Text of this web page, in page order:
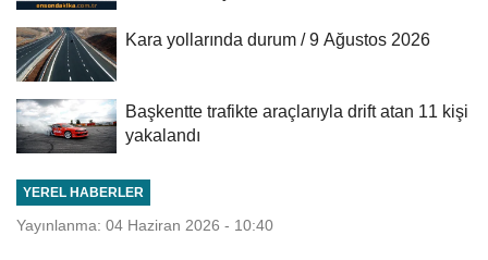
Kara yollarında durum / 9 Ağustos 2026
Başkentte trafikte araçlarıyla drift atan 11 kişi
yakalandı
YEREL HABERLER
Yayınlanma: 04 Haziran 2026 - 10:40